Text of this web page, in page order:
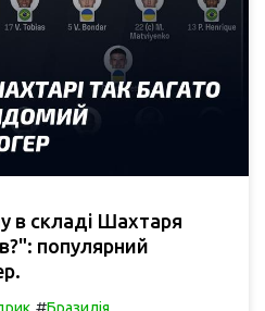
в складі Шахтаря
популярний
Бразилія